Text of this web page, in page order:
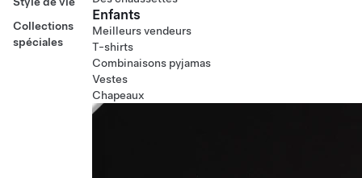
Collections
spéciales
Enfants
Meilleurs vendeurs
T-shirts
Combinaisons pyjamas
Vestes
Chapeaux